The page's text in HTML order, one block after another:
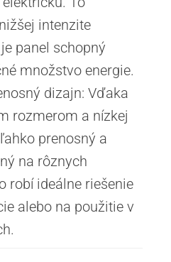
intenzite
panel schopný
množstvo energie.
dizajn: Vďaka
rozmerom a nízkej
prenosný a
na rôznych
robí ideálne riešenie
alebo na použitie v